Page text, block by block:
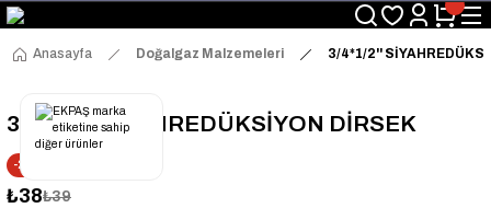
Üyelerimize Özel "uye2026" Koduyla Sepette Ekstra %3 İndirim
KAZAN-KASKAD İÇİN TEK ADRES
Anasayfa
Doğalgaz Malzemeleri 3/4*1/2''
3/4*1/2'' SİYAHREDÜKSİYON DİRSEK
-2% İNDİRİM
₺38₺39